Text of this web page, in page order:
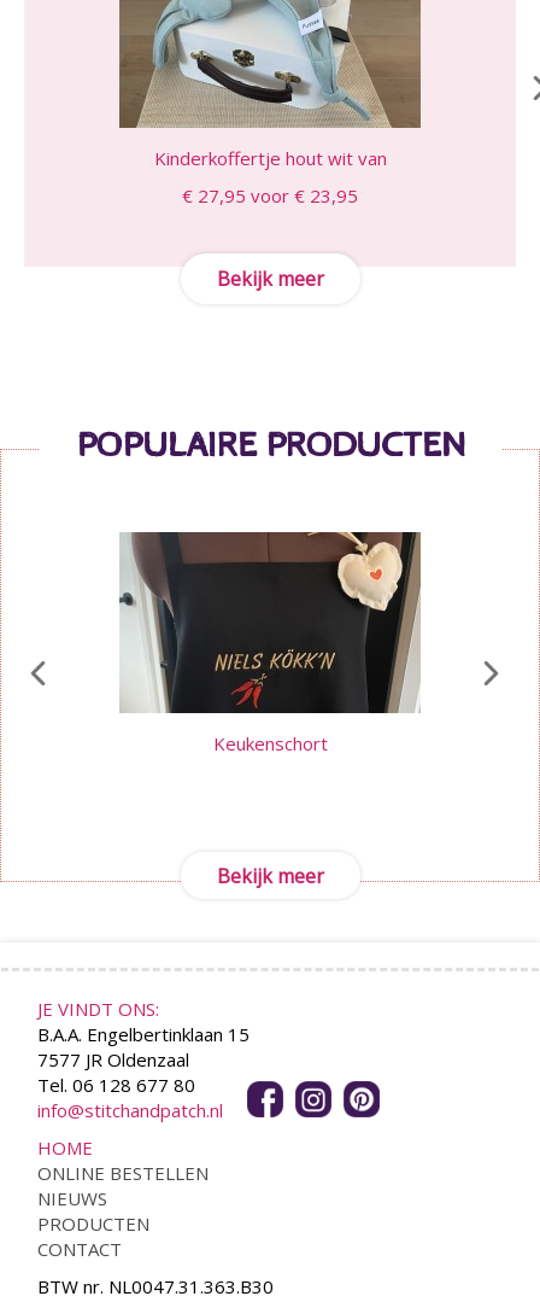
Kinderkoffertje hout wit van
€ 27,95 voor € 23,95
Bekijk meer
POPULAIRE PRODUCTEN
Keukenschort
Bekijk meer
JE VINDT ONS:
B.A.A. Engelbertinklaan 15
7577 JR Oldenzaal
Tel. 06 128 677 80
info@stitchandpatch.nl
HOME
ONLINE BESTELLEN
NIEUWS
PRODUCTEN
CONTACT
BTW nr. NL0047.31.363.B30